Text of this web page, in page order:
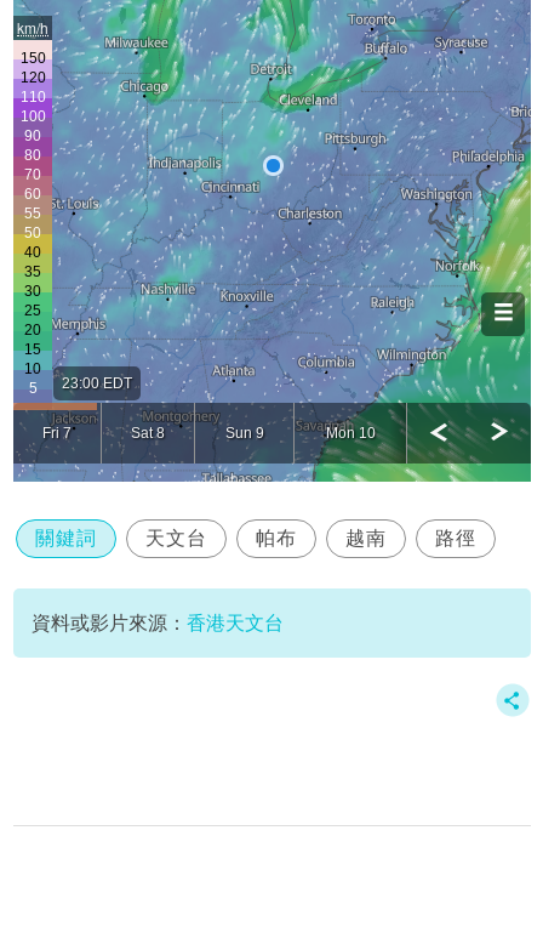
關鍵詞 天文台 帕布 越南 路徑
資料或影片來源： 香港天文台